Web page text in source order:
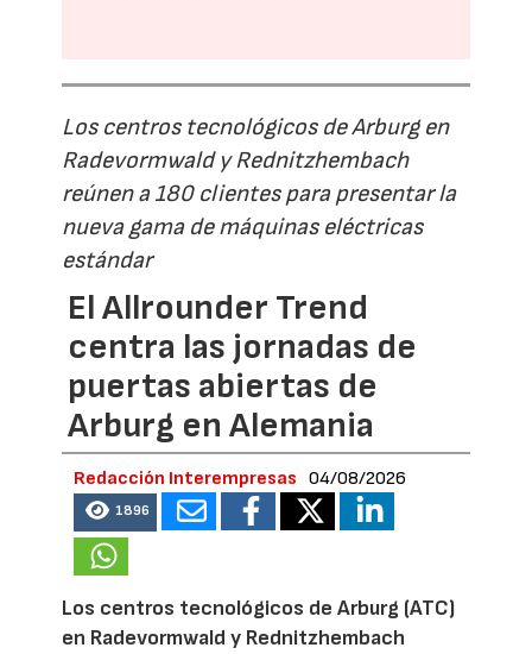
Los centros tecnológicos de Arburg en
Radevormwald y Rednitzhembach
reúnen a 180 clientes para presentar la
nueva gama de máquinas eléctricas
estándar
El Allrounder Trend
centra las jornadas de
puertas abiertas de
Arburg en Alemania
Redacción Interempresas 04/08/2026
1896
Los centros tecnológicos de Arburg (ATC)
en Radevormwald y Rednitzhembach